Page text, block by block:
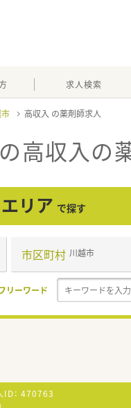
求人検索
高収入
高収入の
エリア で探す
市区町村 川越市
リーワード
： 470763